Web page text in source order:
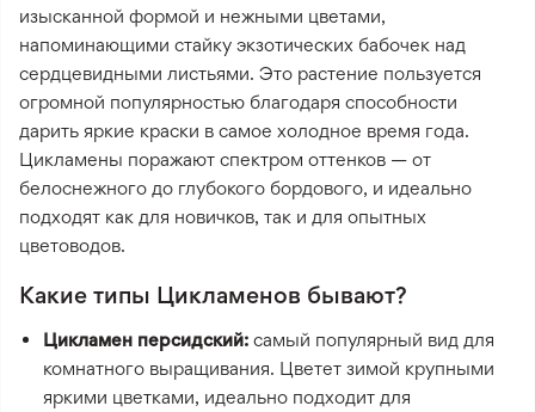
изысканной формой и нежными цветами,
напоминающими стайку экзотических бабочек над
сердцевидными листьями. Это растение пользуется
огромной популярностью благодаря способности
дарить яркие краски в самое холодное время года.
Цикламены поражают спектром оттенков — от
белоснежного до глубокого бордового, и идеально
подходят как для новичков, так и для опытных
цветоводов.
Какие типы Цикламенов бывают?
Цикламен персидский: самый популярный вид для
комнатного выращивания. Цветет зимой крупными
яркими цветками, идеально подходит для